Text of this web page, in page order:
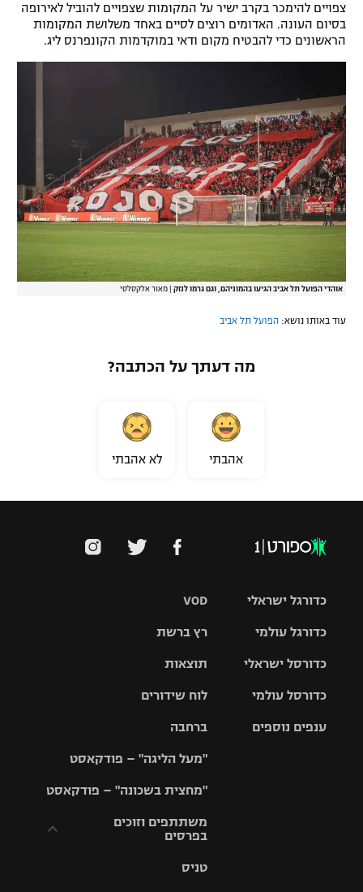
צפויים להימכר בקרב ישיר על המקומות שצפויים להוביל לאירופה
בסיום העונה. האדומים רוצים לסיים באחד משלושת המקומות
הראשונים כדי להבטיח מקום ודאי במוקדמות הקונפרנס ליג.
אוהדי הפועל תל אביב הגיעו בהמוניהם, וגם גרמו לנזק מאור אלקסלסי
עוד באותו נושא: הפועל תל אביב
מה דעתך על הכתבה?
אהבתי לא אהבתי
VOD
רץ ברשת
תוצאות
לוח שידורים
ברחבה
"מעל הליגה" – פודקאסט
"מחצית בשכונה" – פודקאסט
משתתפים וזוכים
בפרסים
טניס
כדורגל ישראלי
גביע הטוטו
כדורגל עולמי
האלופות
ליגה
כדורסל ישראלי
סל
כדורסל עולמי
ענפים נוספים